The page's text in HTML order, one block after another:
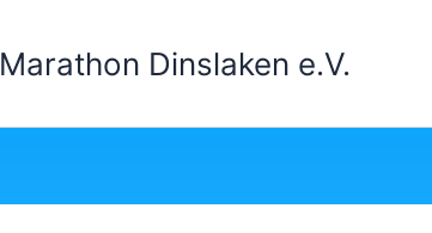
Marathon Dinslaken e.V.